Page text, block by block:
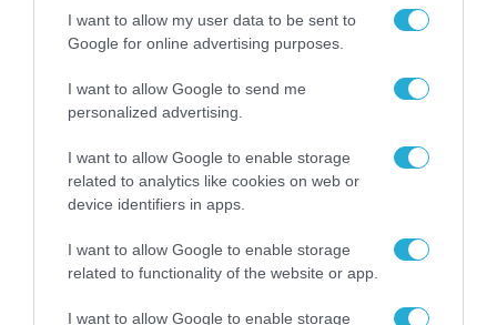
I want to allow my user data to be sent to
Google for online advertising purposes.
I want to allow Google to send me
personalized advertising.
I want to allow Google to enable storage
related to analytics like cookies on web or
device identifiers in apps.
I want to allow Google to enable storage
related to functionality of the website or app.
I want to allow Google to enable storage
των παιδιών στο
διαδίκτυο
31.07.2026
για τα πρόστιμα σε
παραβάσεις που
Σ. Καλαφάτης: «Η
Τεχνητή Νοημοσύνη
δεν είναι απλώς μια
νέα τεχνολογία, είναι
μια νέα βιομηχανική
31.07.2026